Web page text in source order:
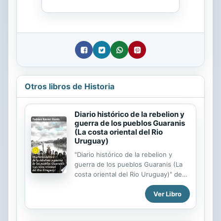
Otros libros de Historia
Diario histórico de la rebelion y
guerra de los pueblos Guaranis
(La costa oriental del Rio
Uruguay)
"Diario histórico de la rebelion y
guerra de los pueblos Guaranis (La
costa oriental del Rio Uruguay)" de
Tadéas Xavier Henis de la Editorial
Good Press. Good Press publica una
gran variedad de títulos que abarca
Ver Libro